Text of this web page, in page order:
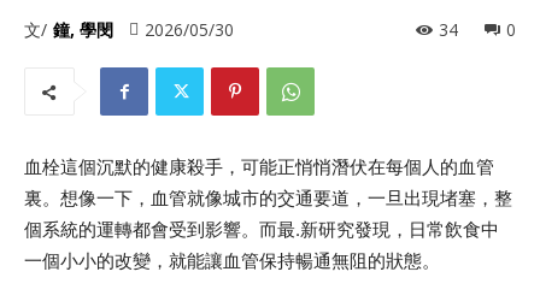
文/ 鐘, 學閔 2026/05/30 0
34
血栓這個沉默的健康殺手，可能正悄悄潛伏在每個人的血管
裏。想像一下，血管就像城市的交通要道，一旦出現堵塞，整
個系統的運轉都會受到影響。而最.新研究發現，日常飲食中
一個小小的改變，就能讓血管保持暢通無阻的狀態。